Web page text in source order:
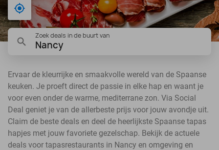
Bij mij in de buurt
Zoek deals in de buurt van
Nancy
Ervaar de kleurrijke en smaakvolle wereld van de Spaanse
keuken. Je proeft direct de passie in elke hap en waant je
voor even onder de warme, mediterrane zon. Via Social
Deal geniet je van de allerbeste prijs voor jouw avondje uit.
Claim de beste deals en deel de heerlijkste Spaanse tapas
hapjes met jouw favoriete gezelschap. Bekijk de actuele
deals voor tapasrestaurants in Nancy en omgeving en